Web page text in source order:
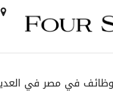
وظائف في مصر في